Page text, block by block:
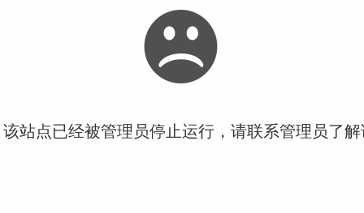
站点已经被管理员停止运行，请联系管理员了